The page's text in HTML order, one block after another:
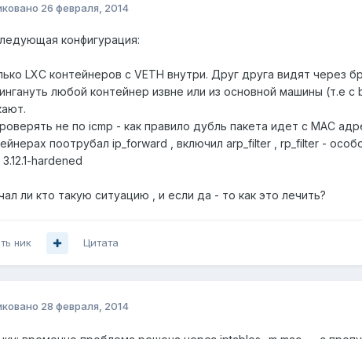
26 февраля, 2014
конфигурация:
LXC контейнеров с VETH внутри. Друг друга видят через
любой контейнер извне или из основной машины (т.е
не по icmp - как правило дубль пакета идет с MAC
поотрубал ip_forward , включил arp_filter , rp_filter -
hardened
ли кто такую ситуацию , и если да - то как это лечить?
ник Цитата
28 февраля, 2014